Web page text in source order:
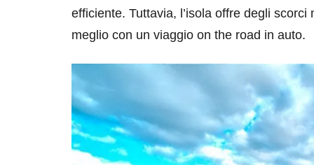
efficiente. Tuttavia, l’isola offre degli
meglio con un viaggio on the road in auto.